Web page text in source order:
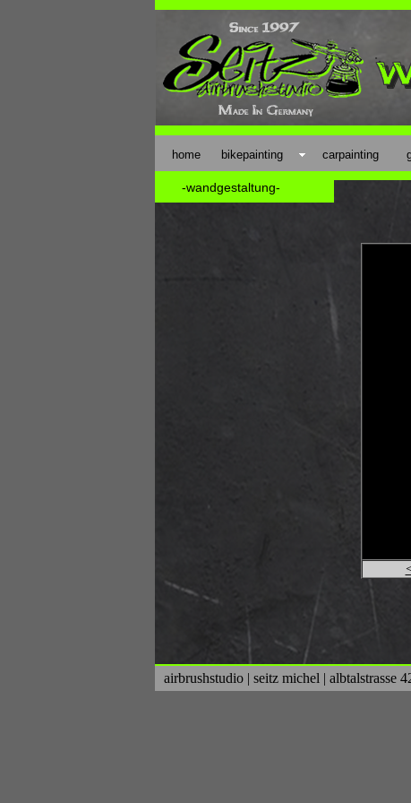
home bikepainting carpainting
-wandgestaltung-
airbrushstudio | seitz michel | albtalstrasse